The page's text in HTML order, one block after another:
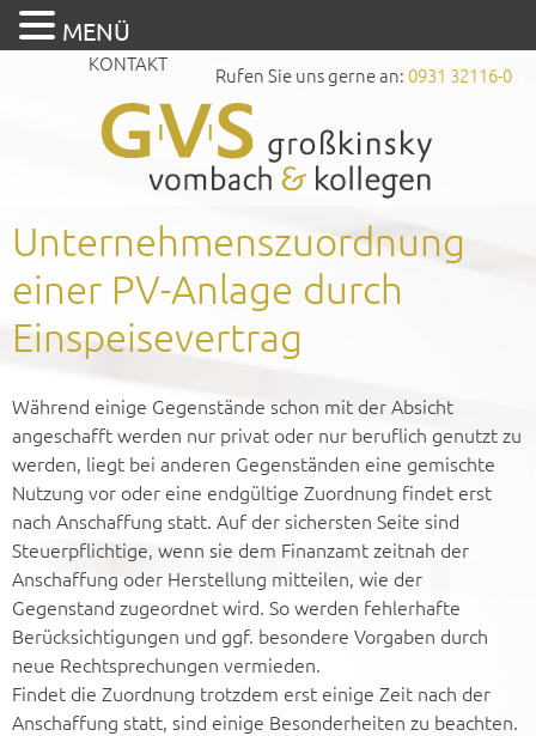
Rufen Sie uns gerne an: 0931 32116-0
KONTAKT
Unternehmenszuordnung
einer PV-Anlage durch
Einspeisevertrag
Während einige Gegenstände schon mit der Absicht
angeschafft werden nur privat oder nur beruflich genutzt zu
werden, liegt bei anderen Gegenständen eine gemischte
Nutzung vor oder eine endgültige Zuordnung findet erst
nach Anschaffung statt. Auf der sichersten Seite sind
Steuerpflichtige, wenn sie dem Finanzamt zeitnah der
Anschaffung oder Herstellung mitteilen, wie der
Gegenstand zugeordnet wird. So werden fehlerhafte
Berücksichtigungen und ggf. besondere Vorgaben durch
neue Rechtsprechungen vermieden.
Findet die Zuordnung trotzdem erst einige Zeit nach der
Anschaffung statt, sind einige Besonderheiten zu beachten.
MENÜ